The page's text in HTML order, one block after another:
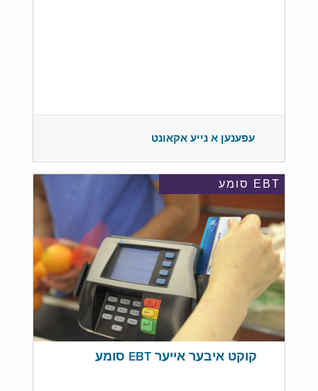
עפענען א נייע אקאונט
EBT סומע
קוקט איבער אייער EBT סומע